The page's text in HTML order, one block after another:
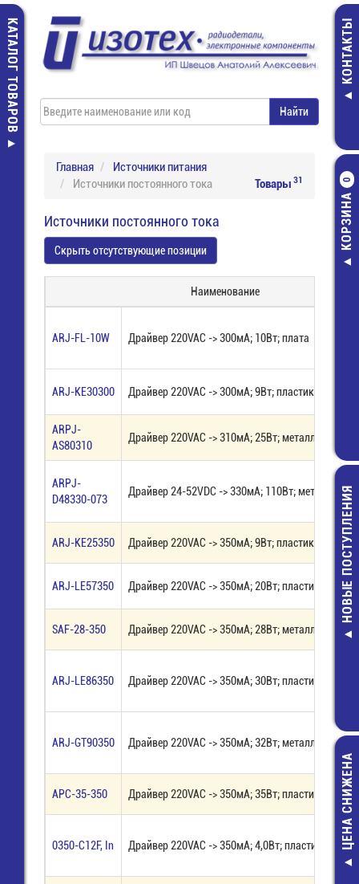
КАТАЛОГ ТОВАРОВ КОНТАКТЫ
КОРЗИНА
0
Дроссель
10 мкГн -
14,00 руб.
НОВЫЕ ПОСТУПЛЕНИЯ
ЦЕНА СНИЖЕНА
Главная
Источники питания
Источники постоянного тока
Товары 31
Источники постоянного тока
Скрыть отсутствующие позиции
Наименование
ARJ-FL-10W Драйвер 220VAC -> 300мА; 10Вт; плата
ARJ-KE30300 Драйвер 220VAC -> 300мА; 9Вт; пластик IP20
ARPJ-
AS80310
Драйвер 220VAC -> 310мА; 25Вт; металл IP66
ARPJ-
D48330-073
Драйвер 24-52VDC -> 330мА; 110Вт; металл IP68
ARJ-KE25350 Драйвер 220VAC -> 350мА; 9Вт; пластик IP20
ARJ-LE57350 Драйвер 220VAC -> 350мА; 20Вт; пластик IP20
SAF-28-350 Драйвер 220VAC -> 350мА; 28Вт; металл IP67
ARJ-LE86350 Драйвер 220VAC -> 350мА; 30Вт; пластик IP20
ARJ-GT90350 Драйвер 220VAC -> 350мА; 32Вт; металл IP20
APC-35-350 Драйвер 220VAC -> 350мА; 35Вт; пластик IP42
0350-C12F, In Драйвер 220VAC -> 350мА; 4,0Вт; пластик IP50